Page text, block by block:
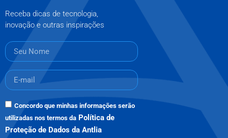
Receba dicas de tecnologia,
inovação e outras inspirações
Concordo que minhas informações serão
utilizadas nos termos da Política de
Proteção de Dados da Antlia